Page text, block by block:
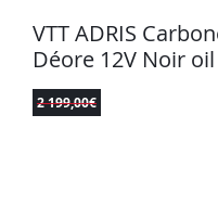
VTT ADRIS
Déore 12V Noir oil
2 199,00€